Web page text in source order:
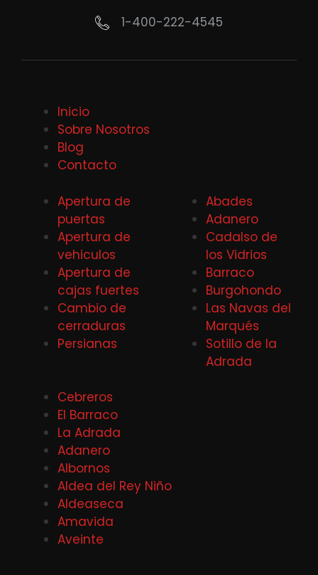
1-400-222-4545
Inicio
Sobre Nosotros
Blog
Contacto
Apertura de
puertas
Apertura de
vehiculos
Apertura de
cajas fuertes
Cambio de
cerraduras
Persianas
Abades
Adanero
Cadalso de
los Vidrios
Barraco
Burgohondo
Las Navas del
Marqués
Sotillo de la
Adrada
Cebreros
El Barraco
La Adrada
Adanero
Albornos
Aldea del Rey Niño
Aldeaseca
Amavida
Aveinte